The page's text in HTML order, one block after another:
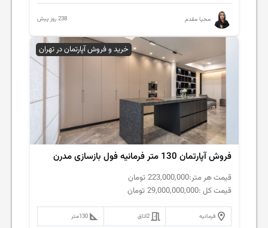
محیا مقدم 238 روز پیش
خرید و فروش آپارتمان در تهران
فروش‌ آپارتمان 130 متر فرمانیه فول بازسازی مدرن
قیمت هر متر:223,000,000 تومان
قیمت کل :29,000,000,000 تومان
فرمانیه 2اتاق 130متر